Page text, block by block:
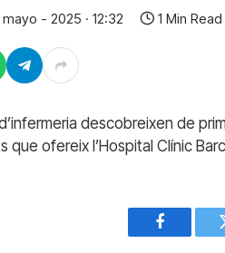
- 2025 · 12:32 1 Min Read
descobreixen de
que ofereix l’Hospital Clínic
Facebook